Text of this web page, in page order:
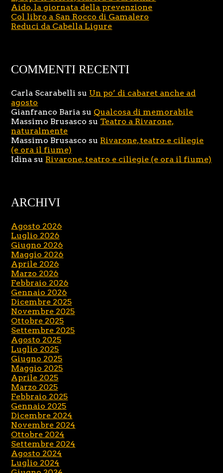
Aido, la giornata della prevenzione
Col libro a San Rocco di Gamalero
Reduci da Cabella Ligure
COMMENTI RECENTI
Carla Scarabelli su Un po’ di cabaret anche ad
agosto
Gianfranco Baria su Qualcosa di memorabile
Massimo Brusasco su Teatro a Rivarone,
naturalmente
Massimo Brusasco su Rivarone, teatro e ciliegie
(e ora il fiume)
Idina su Rivarone, teatro e ciliegie (e ora il fiume)
ARCHIVI
Agosto 2026
Luglio 2026
Giugno 2026
Maggio 2026
Aprile 2026
Marzo 2026
Febbraio 2026
Gennaio 2026
Dicembre 2025
Novembre 2025
Ottobre 2025
Settembre 2025
Agosto 2025
Luglio 2025
Giugno 2025
Maggio 2025
Aprile 2025
Marzo 2025
Febbraio 2025
Gennaio 2025
Dicembre 2024
Novembre 2024
Ottobre 2024
Settembre 2024
Agosto 2024
Luglio 2024